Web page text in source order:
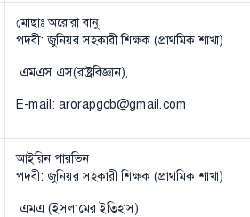
মোছাঃ অরোরা বানু
পদবী: জুনিয়র সহকারী শিক্ষক (প্রাথমিক শাখা)
এমএস এস(রাষ্ট্রবিজ্ঞান),
E-mail: arorapgcb@gmail.com
আইরিন পারভিন
পদবী: জুনিয়র সহকারী শিক্ষক (প্রাথমিক শাখা)
এমএ (ইসলামের ইতিহাস)